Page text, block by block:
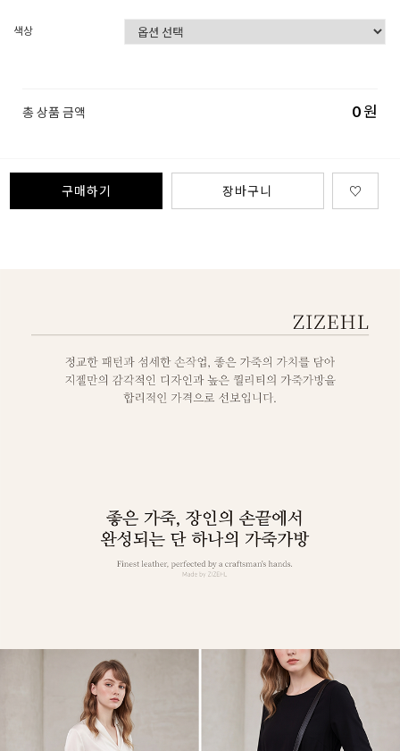
색상
총 상품 금액 0원
구매하기 장바구니 ♡